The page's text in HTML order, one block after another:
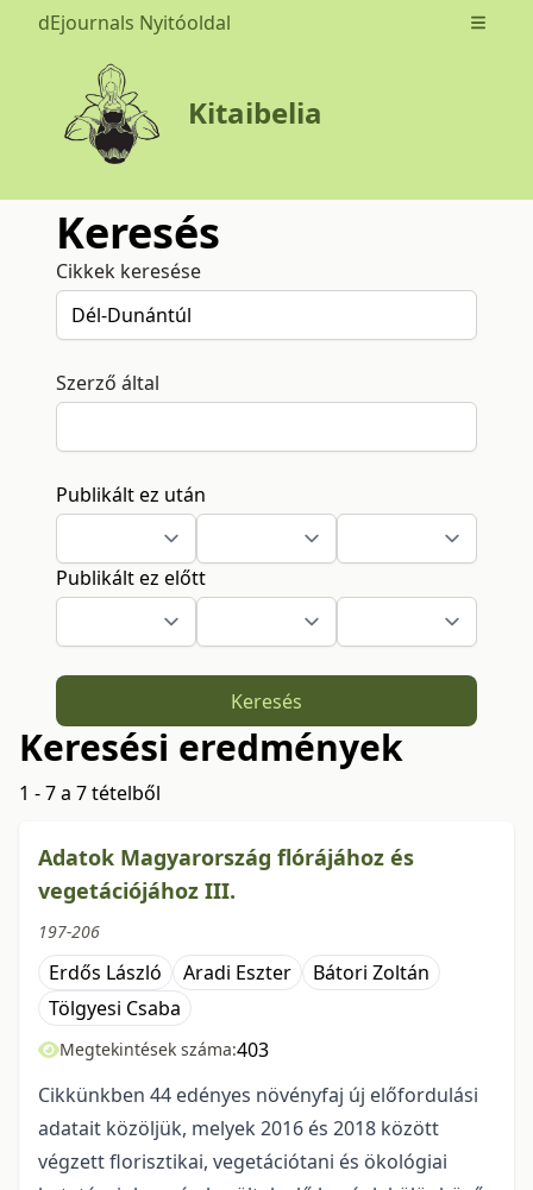
dEjournals Nyitóoldal Open
Kitaibelia
Keresés
Cikkek keresése
Szerző által
Publikált ez után
Publikált ez előtt
Keresés
Keresési eredmények
1 - 7 a 7 tételből
Adatok Magyarország flórájához és
vegetációjához III.
197-206
Erdős László Aradi Eszter
Bátori Zoltán
Tölgyesi Csaba
Megtekintések száma:403
Cikkünkben 44 edényes növényfaj új előfordulási
adatait közöljük, melyek 2016 és 2018 között
végzett florisztikai, vegetációtani és ökológiai